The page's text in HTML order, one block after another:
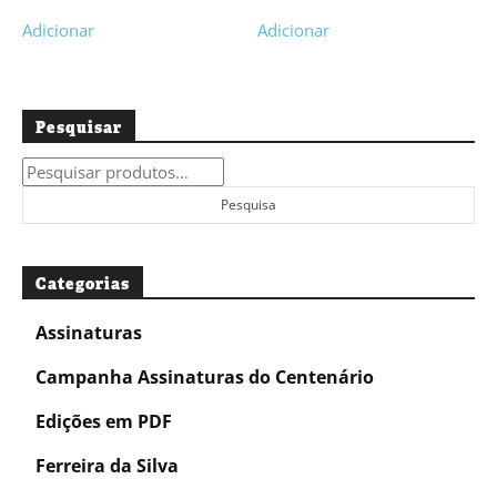
Adicionar Adicionar
Pesquisar
Pesquisar
por:
Pesquisa
Categorias
Assinaturas
Campanha Assinaturas do Centenário
Edições em PDF
Ferreira da Silva